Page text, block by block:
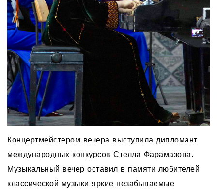
Концертмейстером вечера выступила дипломант
международных конкурсов Стелла Фарамазова.
Музыкальный вечер оставил в памяти любителей
классической музыки яркие незабываемые